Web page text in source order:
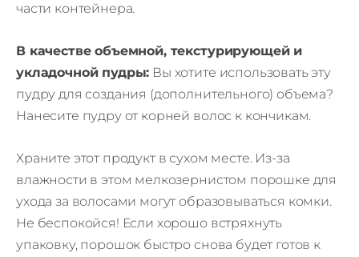
части контейнера.
В качестве объемной, текстурирующей и
укладочной пудры: Вы хотите использовать эту
пудру для создания (дополнительного) объема?
Нанесите пудру от корней волос к кончикам.
Храните этот продукт в сухом месте. Из-за
влажности в этом мелкозернистом порошке для
ухода за волосами могут образовываться комки.
Не беспокойся! Если хорошо встряхнуть
упаковку, порошок быстро снова будет готов к